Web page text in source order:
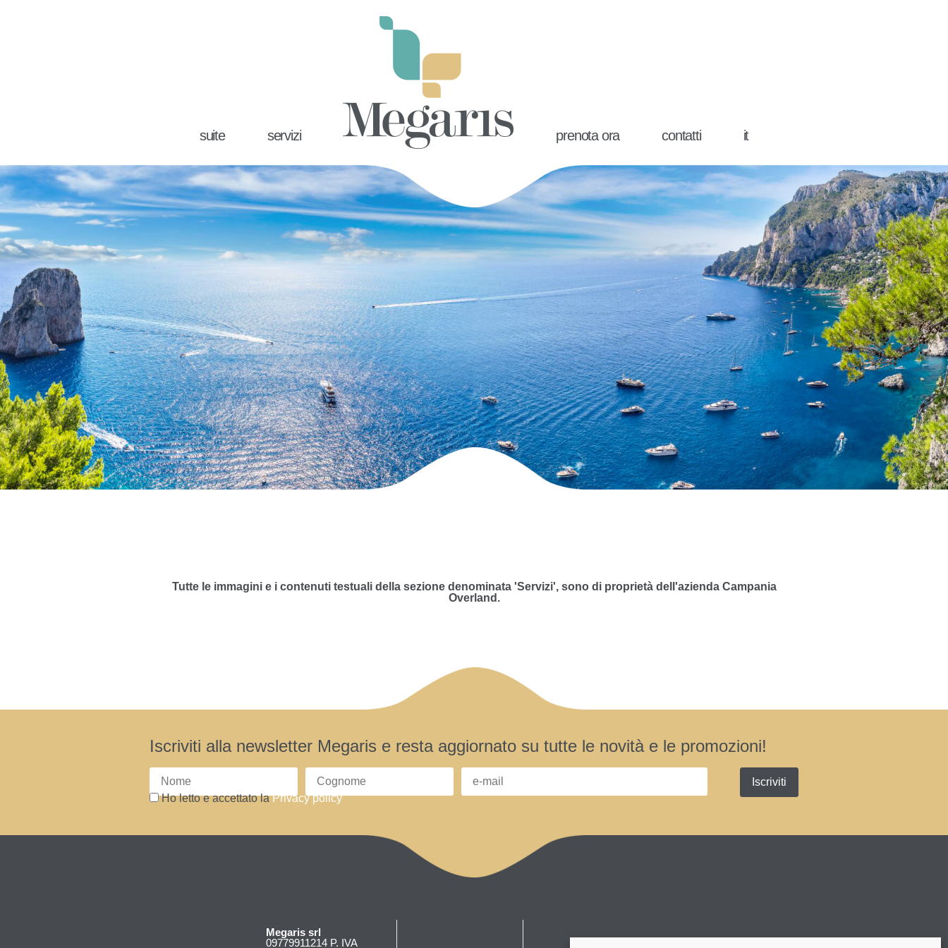
suite servizi prenota ora contatti it
Tutte le immagini e i contenuti testuali della sezione denominata 'Servizi', sono di proprietà dell'azienda Campania
Overland.
Iscriviti alla newsletter Megaris e resta aggiornato su tutte le novità e le promozioni!
Ho letto e accettato laPrivacy policy
Megaris srl
09779911214 P. IVA